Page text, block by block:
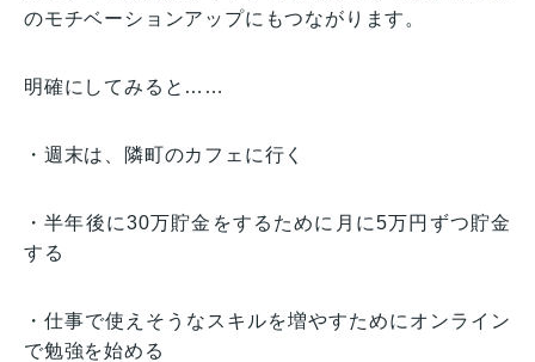
のモチベーションアップにもつながります。
明確にしてみると……
・週末は、隣町のカフェに行く
・半年後に30万貯金をするために月に5万円ずつ貯金
する
・仕事で使えそうなスキルを増やすためにオンライン
で勉強を始める